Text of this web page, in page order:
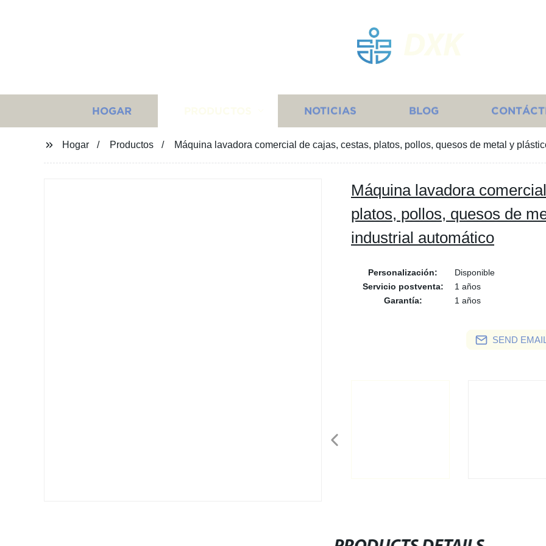
HOGAR NOTICIAS BLOG
Hogar Productos Máquina lavadora comercial de cajas, cestas, platos, pollos, quesos de metal y
Máquina lavadora
platos, pollos, quesos de
industrial automático
Personalización:
Disponible
Servicio postventa:
1 años
Garantía:
1 años
SEND